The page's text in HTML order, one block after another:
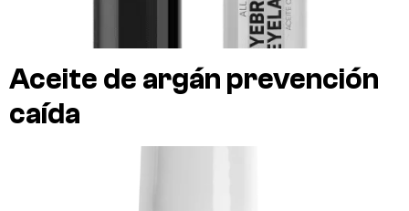
Aceite de argán prevención
caída